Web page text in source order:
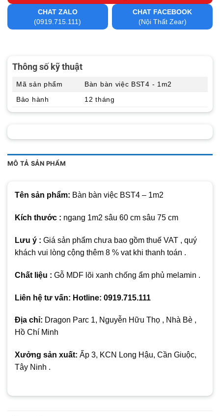
CHAT ZALO
(0919.715.111)
CHAT FACEBOOK
(Nội Thất Zear)
MÔ TẢ SẢN PHẨM
Tên sản phẩm: Bàn bàn việc BST4 – 1m2
Kích thước : ngang 1m2 sâu 60 cm sâu 75 cm
Lưu ý : Giá sản phẩm chưa bao gồm thuế VAT , quý
khách vui lòng cộng thêm 8 % vat khi thanh toán .
Chất liệu : Gỗ MDF lõi xanh chống ẩm phủ melamin .
Liên hệ tư vấn: Hotline: 0919.715.111
Địa chỉ: Dragon Parc 1, Nguyễn Hữu Thọ , Nhà Bè ,
Hồ Chí Minh
Xưởng sản xuất: Ấp 3, KCN Long Hậu, Cần Giuộc,
Tây Ninh .
Thông số kỹ thuật
Mã sản phẩm
Bàn bàn việc BST4 - 1m2
Bảo hành
12 tháng